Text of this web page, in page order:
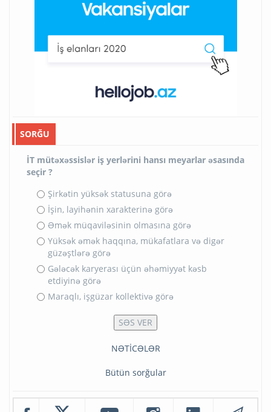
SORĞU
İT mütəxəssislər iş yerlərini hansı meyarlar əsasında
seçir ?
Şirkətin yüksək statusuna görə
İşin, layihənin xarakterinə görə
Əmək müqaviləsinin olmasına görə
Yüksək əmək haqqına, mükafatlara və digər
güzəştlərə görə
Gələcək karyerası üçün əhəmiyyət kəsb
etdiyinə görə
Maraqlı, işgüzar kollektivə görə
NƏTİCƏLƏR
Bütün sorğular